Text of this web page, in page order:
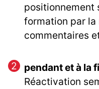
positionnement
formation par
commentaires
pendant et à la
Réactivation